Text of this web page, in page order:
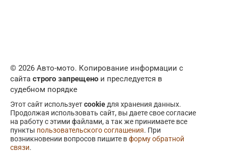
© 2026 Авто-мото. Копирование информации с
сайта строго запрещено и преследуется в
судебном порядке
Этот сайт используетcookie для хранения данных.
Продолжая использовать сайт, вы даете свое согласие
на работу с этими файлами, а так же принимаете все
пункты пользовательского соглашения. При
возникновении вопросов пишите вформу обратной
связи.